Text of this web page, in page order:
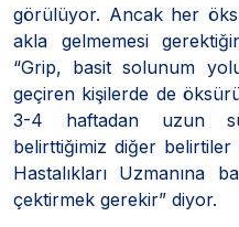
görülüyor. Ancak her
akla gelmemesi
“Grip, basit solunum
geçiren kişilerde de
3-4 haftadan uzun
belirttiğimiz diğer
Hastalıkları Uzmanına
çektirmek gerekir” diyor.